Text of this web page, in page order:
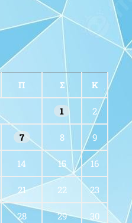
Π Σ Κ
1 2
7 8 9
14 15 16
21 22 23
28 29 30